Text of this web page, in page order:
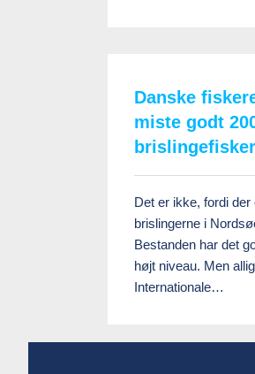
Danske
miste godt
Det er ikke, fordi der
brislingerne i
Bestanden har det
højt niveau. Men
Internationale…